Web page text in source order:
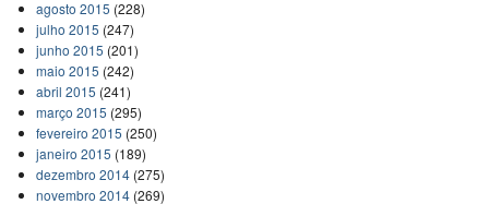
agosto 2015 (228)
julho 2015 (247)
junho 2015 (201)
maio 2015 (242)
abril 2015 (241)
março 2015 (295)
fevereiro 2015 (250)
janeiro 2015 (189)
dezembro 2014(275)
novembro 2014(269)